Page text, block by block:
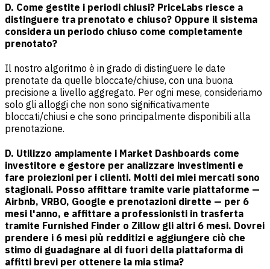
D. Come gestite i periodi chiusi? PriceLabs riesce a
distinguere tra prenotato e chiuso? Oppure il sistema
considera un periodo chiuso come completamente
prenotato?
Il nostro algoritmo è in grado di distinguere le date
prenotate da quelle bloccate/chiuse, con una buona
precisione a livello aggregato. Per ogni mese, consideriamo
solo gli alloggi che non sono significativamente
bloccati/chiusi e che sono principalmente disponibili alla
prenotazione.
D. Utilizzo ampiamente i Market Dashboards come
investitore e gestore per analizzare investimenti e
fare proiezioni per i clienti. Molti dei miei mercati sono
stagionali. Posso affittare tramite varie piattaforme —
Airbnb, VRBO, Google e prenotazioni dirette — per 6
mesi l'anno, e affittare a professionisti in trasferta
tramite Furnished Finder o Zillow gli altri 6 mesi. Dovrei
prendere i 6 mesi più redditizi e aggiungere ciò che
stimo di guadagnare al di fuori della piattaforma di
affitti brevi per ottenere la mia stima?